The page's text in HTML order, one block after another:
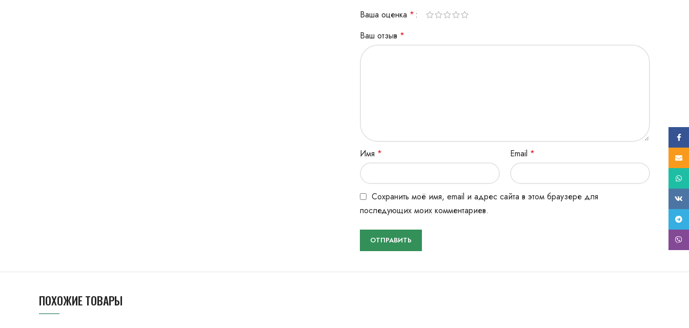
Ваша оценка *
Ваш отзыв *
Имя * Email *
Сохранить моё имя, email и адрес сайта в этом браузере для
последующих моих комментариев.
ПОХОЖИЕ ТОВАРЫ
E-mail
ВК
Viber